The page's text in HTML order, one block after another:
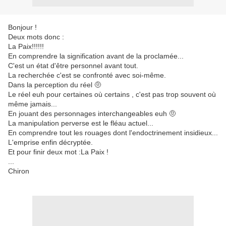
Bonjour !
Deux mots donc :
La Paix!!!!!!
En comprendre la signification avant de la proclamée...
C'est un état d'être personnel avant tout.
La recherchée c'est se confronté avec soi-même.
Dans la perception du réel 🤨
Le réel euh pour certaines où certains , c'est pas trop souvent où
même jamais...
En jouant des personnages interchangeables euh 🤨
La manipulation perverse est le fléau actuel...
En comprendre tout les rouages dont l'endoctrinement insidieux...
L'emprise enfin décryptée.
Et pour finir deux mot :La Paix !
Chiron